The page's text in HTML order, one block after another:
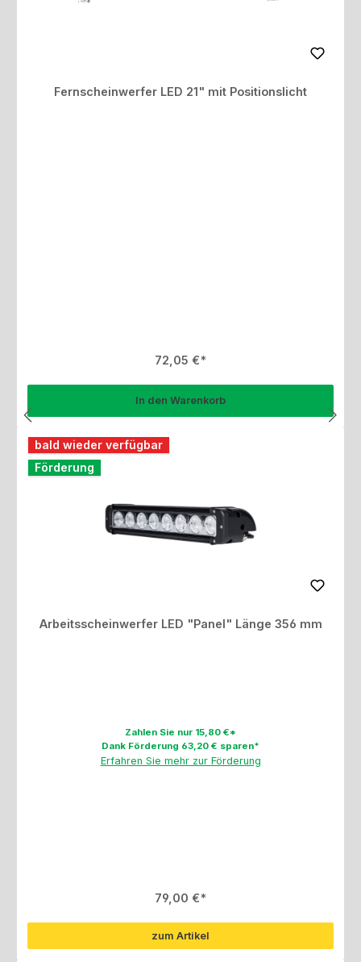
Fernscheinwerfer LED 21" mit Positionslicht
Regulärer Preis:
72,05 €
In den Warenkorb
bald wieder verfügbar
Förderung
Arbeitsscheinwerfer LED "Panel" Länge 356 mm
Zahlen Sie nur 15,80 €*
Dank Förderung 63,20 € sparen*
Erfahren Sie mehr zur Förderung
Regulärer Preis:
79,00 €
zum Artikel